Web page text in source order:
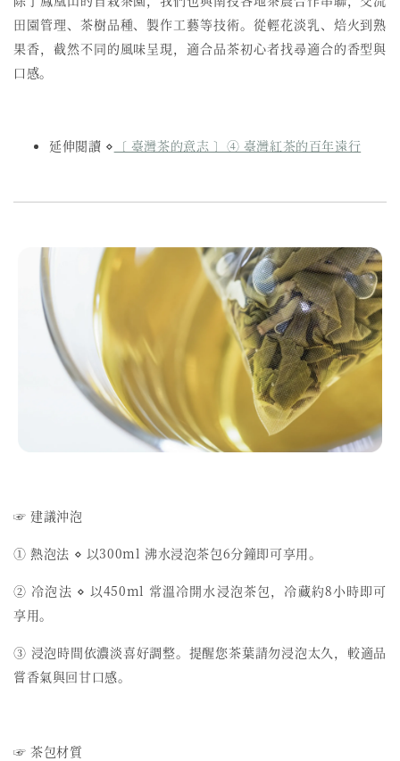
田園管理、茶樹品種、製作工藝等技術。從輕花淡乳、焙火到熟
果香，截然不同的風味呈現，適合品茶初心者找尋適合的香型與
口感。
延伸閱讀 ⋄ 〔 臺灣茶的意志 〕④ 臺灣紅茶的百年遠行
☞ 建議沖泡
① 熱泡法 ⋄ 以300ml 沸水浸泡茶包6分鐘即可享用。
② 冷泡法 ⋄ 以450ml 常溫冷開水浸泡茶包，冷藏約8小時即可
享用。
③ 浸泡時間依濃淡喜好調整。提醒您茶葉請勿浸泡太久，較適品
嘗香氣與回甘口感。
☞ 茶包材質